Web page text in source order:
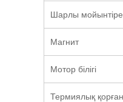
Шарлы
Магнит
Мотор білігі
Термиялық